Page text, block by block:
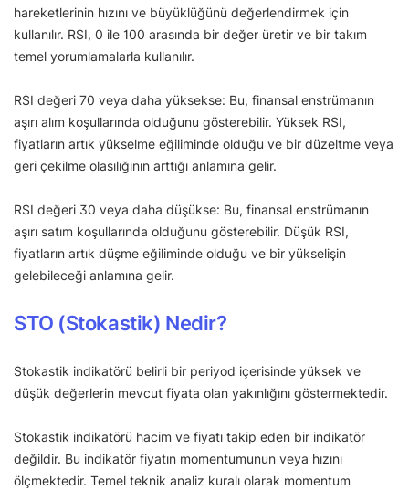
hareketlerinin hızını ve büyüklüğünü değerlendirmek için
kullanılır. RSI, 0 ile 100 arasında bir değer üretir ve bir takım
temel yorumlamalarla kullanılır.
RSI değeri 70 veya daha yüksekse: Bu, finansal enstrümanın
aşırı alım koşullarında olduğunu gösterebilir. Yüksek RSI,
fiyatların artık yükselme eğiliminde olduğu ve bir düzeltme veya
geri çekilme olasılığının arttığı anlamına gelir.
RSI değeri 30 veya daha düşükse: Bu, finansal enstrümanın
aşırı satım koşullarında olduğunu gösterebilir. Düşük RSI,
fiyatların artık düşme eğiliminde olduğu ve bir yükselişin
gelebileceği anlamına gelir.
STO (Stokastik) Nedir?
Stokastik indikatörü belirli bir periyod içerisinde yüksek ve
düşük değerlerin mevcut fiyata olan yakınlığını göstermektedir.
Stokastik indikatörü hacim ve fiyatı takip eden bir indikatör
değildir. Bu indikatör fiyatın momentumunun veya hızını
ölçmektedir. Temel teknik analiz kuralı olarak momentum